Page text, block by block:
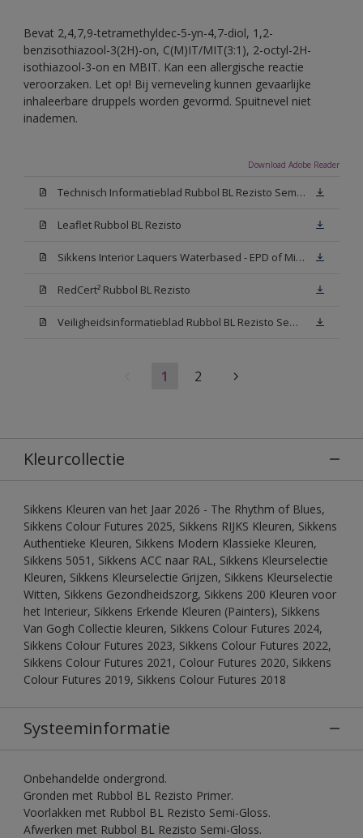
Bevat 2,4,7,9-tetramethyldec-5-yn-4,7-diol, 1,2-
benzisothiazool-3(2H)-on, C(M)IT/MIT(3:1), 2-octyl-2H-
isothiazool-3-on en MBIT. Kan een allergische reactie
veroorzaken. Let op! Bij verneveling kunnen gevaarlijke
inhaleerbare druppels worden gevormd. Spuitnevel niet
inademen.
Download Adobe Reader
Technisch Informatieblad Rubbol BL Rezisto Semi-Gloss (New Livery) (PDF)
Leaflet Rubbol BL Rezisto
Sikkens Interior Laquers Waterbased - EPD of Milieuproductverklaring
RedCert² Rubbol BL Rezisto
Veiligheidsinformatieblad Rubbol BL Rezisto Semi-Gloss N00 (MSDS)
1 2
Kleurcollectie
Sikkens Kleuren van het Jaar 2026 - The Rhythm of Blues,
Sikkens Colour Futures 2025, Sikkens RIJKS Kleuren, Sikkens
Authentieke Kleuren, Sikkens Modern Klassieke Kleuren,
Sikkens 5051, Sikkens ACC naar RAL, Sikkens Kleurselectie
Kleuren, Sikkens Kleurselectie Grijzen, Sikkens Kleurselectie
Witten, Sikkens Gezondheidszorg, Sikkens 200 Kleuren voor
het Interieur, Sikkens Erkende Kleuren (Painters), Sikkens
Van Gogh Collectie kleuren, Sikkens Colour Futures 2024,
Sikkens Colour Futures 2023, Sikkens Colour Futures 2022,
Sikkens Colour Futures 2021, Colour Futures 2020, Sikkens
Colour Futures 2019, Sikkens Colour Futures 2018
Systeeminformatie
Onbehandelde ondergrond.
Gronden met Rubbol BL Rezisto Primer.
Voorlakken met Rubbol BL Rezisto Semi-Gloss.
Afwerken met Rubbol BL Rezisto Semi-Gloss.